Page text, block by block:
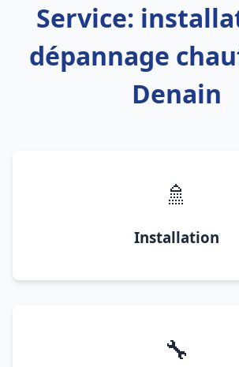
Service:
dépannage
Denain
🚿
Installation
🔧